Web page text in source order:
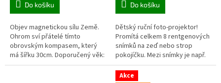
Do košíku
Objev magnetickou sílu Země.
Ohrom sví přátelé tímto
obrovským kompasem, který
má šířku 30cm. Doporučený věk:
5+
Do košíku
Dětský ruční foto-projektor!
Promítá celkem 8 rentgenových
snímků na zeď nebo strop
pokojíčku. Mezi snímky je např.
lebka, pánev, mozek, srdce a
další části lidského těla....
Akce